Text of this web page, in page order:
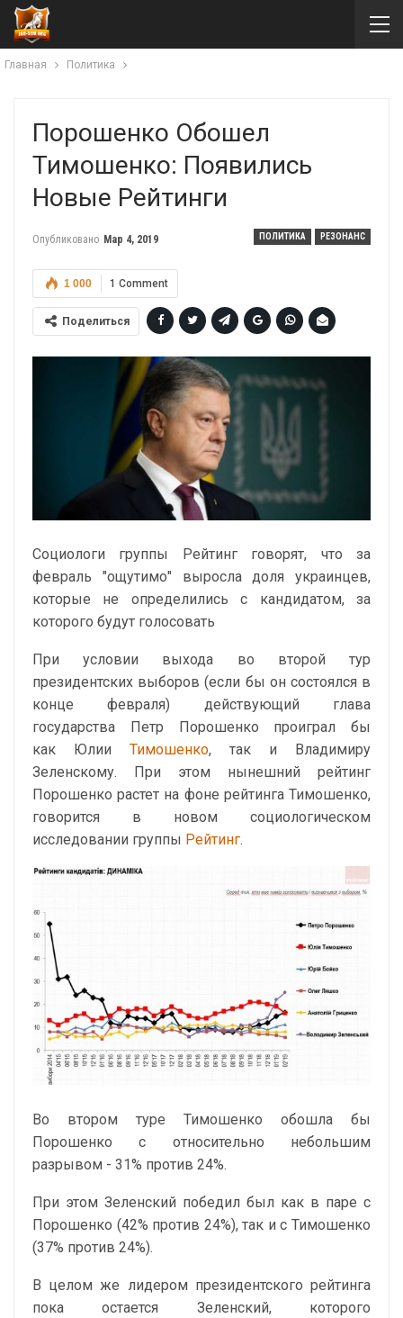
Главная Политика
Порошенко Обошел
Тимошенко: Появились
Новые Рейтинги
ПОЛИТИКА РЕЗОНАНС
Опубликовано Мар 4, 2019
1 Comment
1 000
Поделиться
Социологи группы Рейтинг говорят, что за
февраль "ощутимо" выросла доля украинцев,
которые не определились с кандидатом, за
которого будут голосовать
При условии выхода во второй тур
президентских выборов (если бы он состоялся в
конце февраля) действующий глава
государства Петр Порошенко проиграл бы
как Юлии Тимошенко, так и Владимиру
Зеленскому. При этом нынешний рейтинг
Порошенко растет на фоне рейтинга Тимошенко,
говорится в новом социологическом
исследовании группы Рейтинг.
Во втором туре Тимошенко обошла бы
Порошенко с относительно небольшим
разрывом - 31% против 24%.
При этом Зеленский победил был как в паре с
Порошенко (42% против 24%), так и с Тимошенко
(37% против 24%).
В целом же лидером президентского рейтинга
пока остается Зеленский, которого